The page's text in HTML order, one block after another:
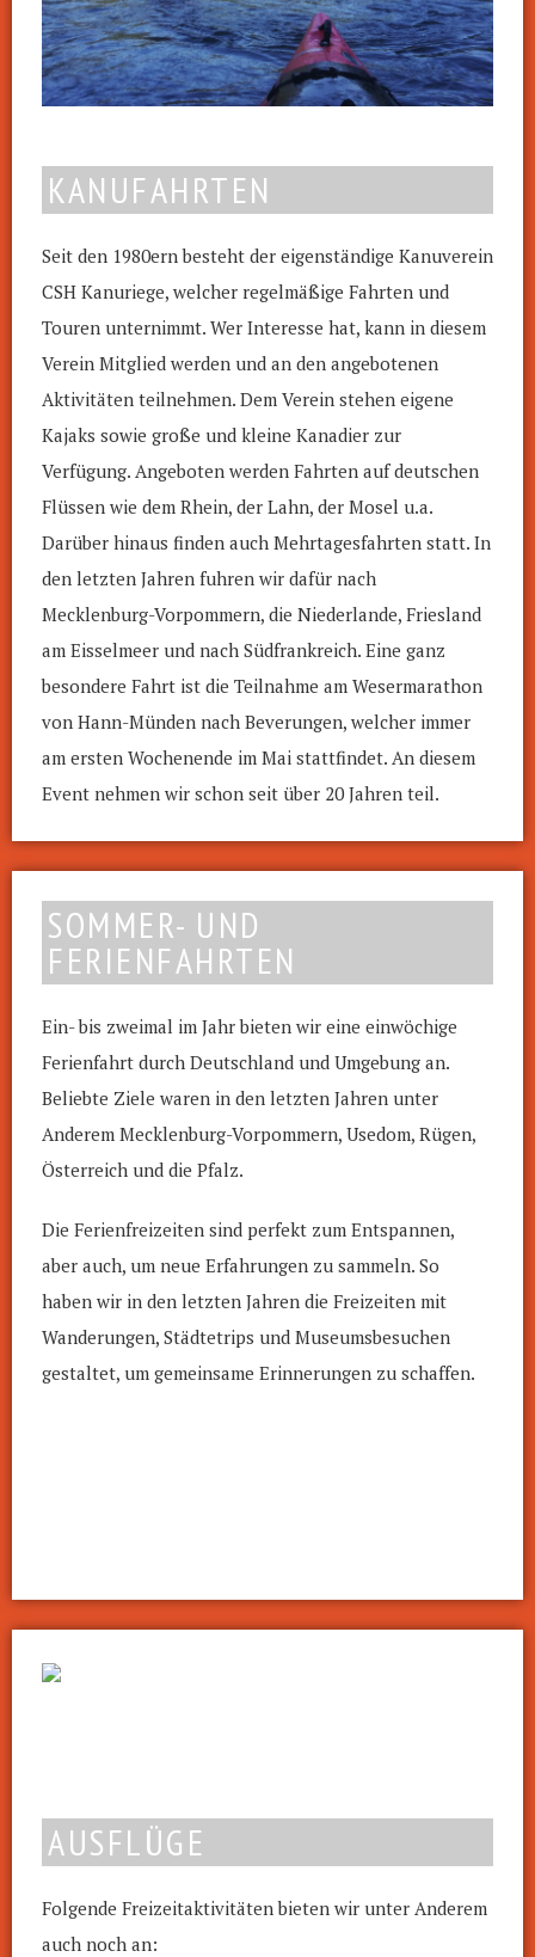
KANUFAHRTEN
Seit den 1980ern besteht der eigenständige Kanuverein
CSH Kanuriege, welcher regelmäßige Fahrten und
Touren unternimmt. Wer Interesse hat, kann in diesem
Verein Mitglied werden und an den angebotenen
Aktivitäten teilnehmen. Dem Verein stehen eigene
Kajaks sowie große und kleine Kanadier zur
Verfügung. Angeboten werden Fahrten auf deutschen
Flüssen wie dem Rhein, der Lahn, der Mosel u.a.
Darüber hinaus finden auch Mehrtagesfahrten statt. In
den letzten Jahren fuhren wir dafür nach
Mecklenburg-Vorpommern, die Niederlande, Friesland
am Eisselmeer und nach Südfrankreich. Eine ganz
besondere Fahrt ist die Teilnahme am Wesermarathon
von Hann-Münden nach Beverungen, welcher immer
am ersten Wochenende im Mai stattfindet. An diesem
Event nehmen wir schon seit über 20 Jahren teil.
SOMMER- UND
FERIENFAHRTEN
Ein- bis zweimal im Jahr bieten wir eine einwöchige
Ferienfahrt durch Deutschland und Umgebung an.
Beliebte Ziele waren in den letzten Jahren unter
Anderem Mecklenburg-Vorpommern, Usedom, Rügen,
Österreich und die Pfalz.
Die Ferienfreizeiten sind perfekt zum Entspannen,
aber auch, um neue Erfahrungen zu sammeln. So
haben wir in den letzten Jahren die Freizeiten mit
Wanderungen, Städtetrips und Museumsbesuchen
gestaltet, um gemeinsame Erinnerungen zu schaffen.
AUSFLÜGE
Folgende Freizeitaktivitäten bieten wir unter Anderem
auch noch an: